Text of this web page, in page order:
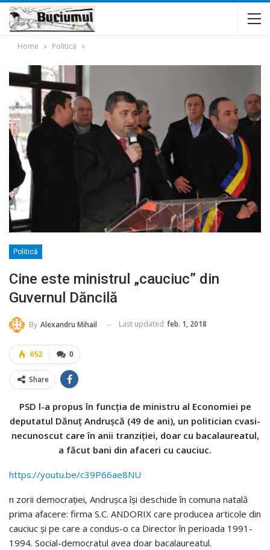
Home Politică
Politică
Cine este ministrul „cauciuc” din
Guvernul Dăncilă
By Alexandru Mihail Last updated feb. 1, 2018
0
652
Share
PSD l-a propus în funcția de ministru al Economiei pe
deputatul Dănuț Andrușcă (49 de ani), un politician cvasi-
necunoscut care în anii tranziției, doar cu bacalaureatul,
a făcut bani din afaceri cu cauciuc.
https://youtu.be/c39P66ae8NU
n zorii democrației, Andrușca își deschide în comuna natală
prima afacere: firma S.C. ANDORIX care producea articole din
cauciuc și pe care a condus-o ca Director în perioada 1991-
1994. Social-democratul avea doar bacalaureatul.